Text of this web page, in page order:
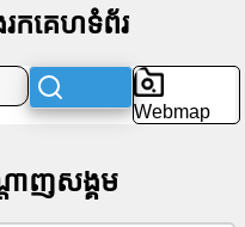
កគេហទំព័រ
Webmap
ា​ញ​សង្គម